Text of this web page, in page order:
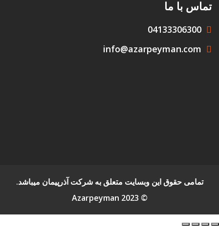
تماس با ما
04133306300
info@azarpeyman.com
تمامی حقوق این وبسایت متعلق به شرکت آذرپیمان میباشد.
© Azarpeyman 2023